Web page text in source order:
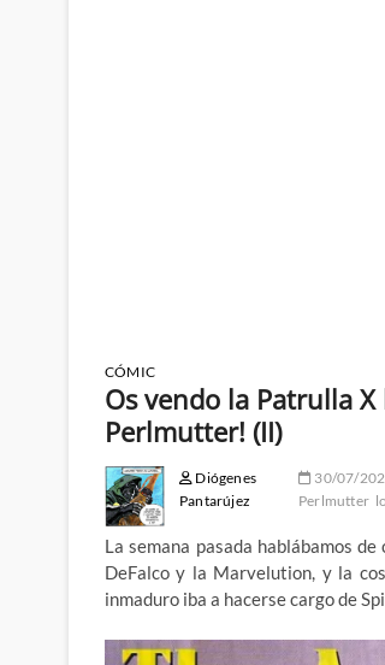
CÓMIC
Os vendo la Patrulla
Perlmutter! (II)
Diógenes
Pantarújez
30/07/
Perlmutter
La semana pasada hablábamos
DeFalco y la Marvelution, y la
inmaduro iba a hacerse cargo de